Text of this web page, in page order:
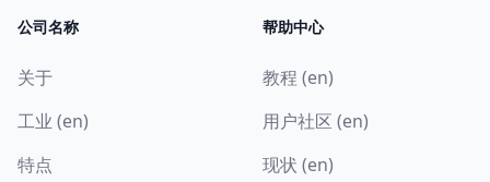
公司名称
关于
工业 (en)
特点
帮助中心
教程 (en)
用户社区 (en)
现状 (en)